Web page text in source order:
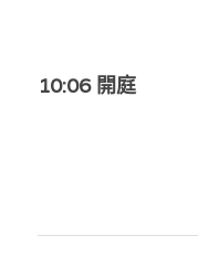
10:06 開庭